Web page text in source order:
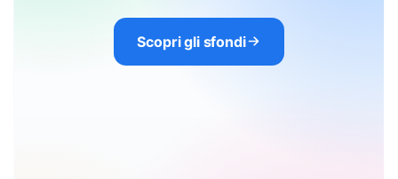
Scopri gli sfondi